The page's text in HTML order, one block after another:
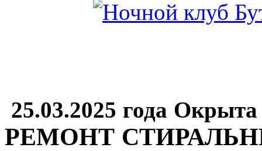
25.03.2025 года
РЕМОНТ